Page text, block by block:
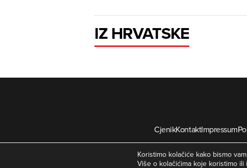
IZ HRVATSKE
CjenikKontaktImpressum
©
Koristimo kolačiće kako bismo
Više o kolačićima koje koristimo